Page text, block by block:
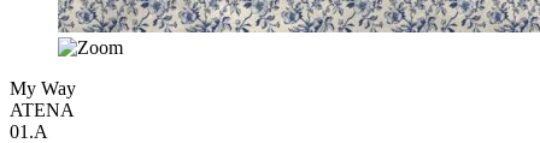
My Way
ATENA
01.A